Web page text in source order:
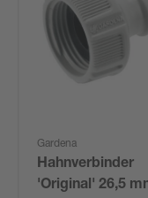
Gardena
Hahnverbinder
'Original' 26,5